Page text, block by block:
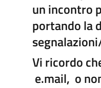
un incontro
portando la
Vi ricordo
e.mail, o